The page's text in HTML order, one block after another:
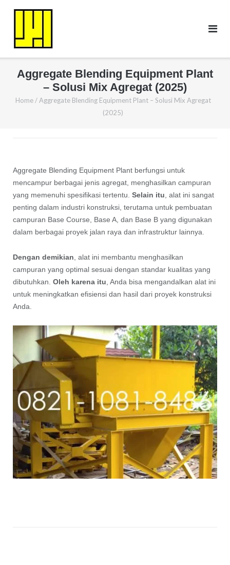
Aggregate Blending Equipment Plant
– Solusi Mix Agregat (2025)
Home / Aggregate Blending Equipment Plant – Solusi Mix Agregat
(2025)
Aggregate Blending Equipment Plant berfungsi untuk
mencampur berbagai jenis agregat, menghasilkan campuran
yang memenuhi spesifikasi tertentu. Selain itu , alat ini sangat
penting dalam industri konstruksi, terutama untuk pembuatan
campuran Base Course, Base A, dan Base B yang digunakan
dalam berbagai proyek jalan raya dan infrastruktur lainnya.
Dengan demikian , alat ini membantu menghasilkan
campuran yang optimal sesuai dengan standar kualitas yang
dibutuhkan. Oleh karena itu , Anda bisa mengandalkan alat ini
untuk meningkatkan efisiensi dan hasil dari proyek konstruksi
Anda.